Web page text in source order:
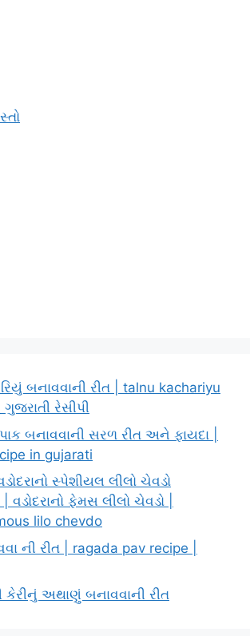
બનાવવાની રીત | talnu kachariyu
રેસીપી
બનાવવાની સરળ રીત અને ફાયદા |
in gujarati
સ્પેશીયલ લીલો ચેવડો
વડોદરાનો ફેમસ લીલો ચેવડો |
lilo chevdo
ની રીત | ragada pav recipe |
કેરીનું અથાણું બનાવવાની રીત